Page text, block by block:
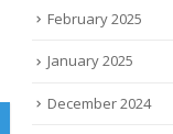
February 2025
January 2025
December 2024